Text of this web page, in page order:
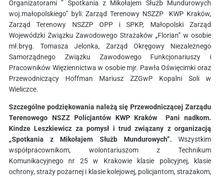
Organizatorami ” Spotkania z Mikołajem Służb Mundurowych
woj.małopolskiego” byli: Zarząd Terenowy NSZZP KWP Kraków,
Zarząd Terenowy NSZZP OPP i SPKP, Małopolski Zarząd
Wojewódzki Związku Zawodowego Strażaków „Florian” w osobie
mł.bryg. Tomasza Jelonka, Zarząd Okręgowy Niezależnego
Samorządnego Związku Zawodowego Funkcjonariuszy i
Pracowników Więziennictwa w osobie mjr. Pawła Oświęcimki oraz
Przewodniczący Hoffman Mariusz ZZGwP Kopalni Soli w
Wieliczce.
Szczególne podziękowania należą się Przewodniczącej Zarządu
Terenowego NSZZ Policjantów KWP Kraków Pani nadkom.
Kindze Leszkiewicz za pomysł i trud związany z organizacją
„Spotkania z Mikołajem Służb Mundurowych”. Wszystkim
współpracownikom, wolontariuszom z Technikum
Komunikacyjnego nr 25 w Krakowie klasie policyjnej, klasie
ochrony, straży pożarnej i klasie kolejowej, policjantom, strażakom,